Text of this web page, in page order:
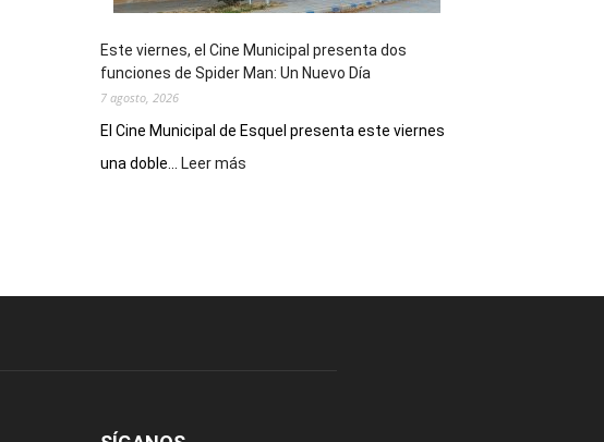
y
deportivos
Este viernes, el Cine Municipal presenta dos
funciones de Spider Man: Un Nuevo Día
7 agosto, 2026
El Cine Municipal de Esquel presenta este viernes
una doble...
Leer más
presenta